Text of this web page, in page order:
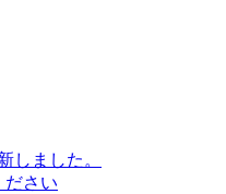
しました。
ださい